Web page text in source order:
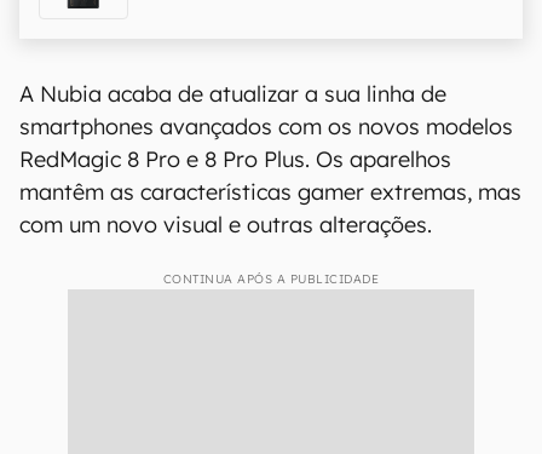
A Nubia acaba de atualizar a sua linha de
smartphones avançados com os novos modelos
RedMagic 8 Pro e 8 Pro Plus. Os aparelhos
mantêm as características gamer extremas, mas
com um novo visual e outras alterações.
CONTINUA APÓS A PUBLICIDADE